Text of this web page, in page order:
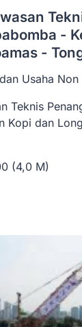
-
-
Usaha
Teknis
Kopi dan
(4,0 M)